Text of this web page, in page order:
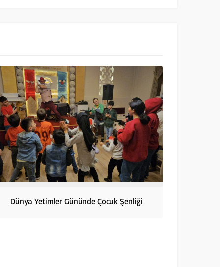
Dünya Yetimler Gününde Çocuk Şenliği